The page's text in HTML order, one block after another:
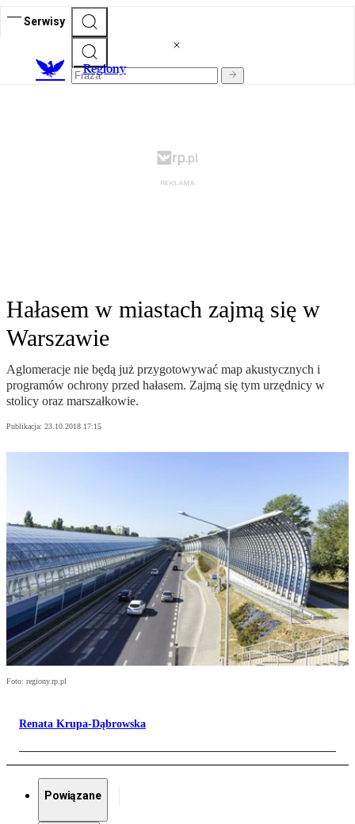
Serwisy
Regiony
Hałasem w miastach zajmą się w
Warszawie
Aglomeracje nie będą już przygotowywać map akustycznych i
programów ochrony przed hałasem. Zajmą się tym urzędnicy w
stolicy oraz marszałkowie.
Publikacja: 23.10.2018 17:15
Foto: regiony.rp.pl
Renata Krupa-Dąbrowska
Powiązane